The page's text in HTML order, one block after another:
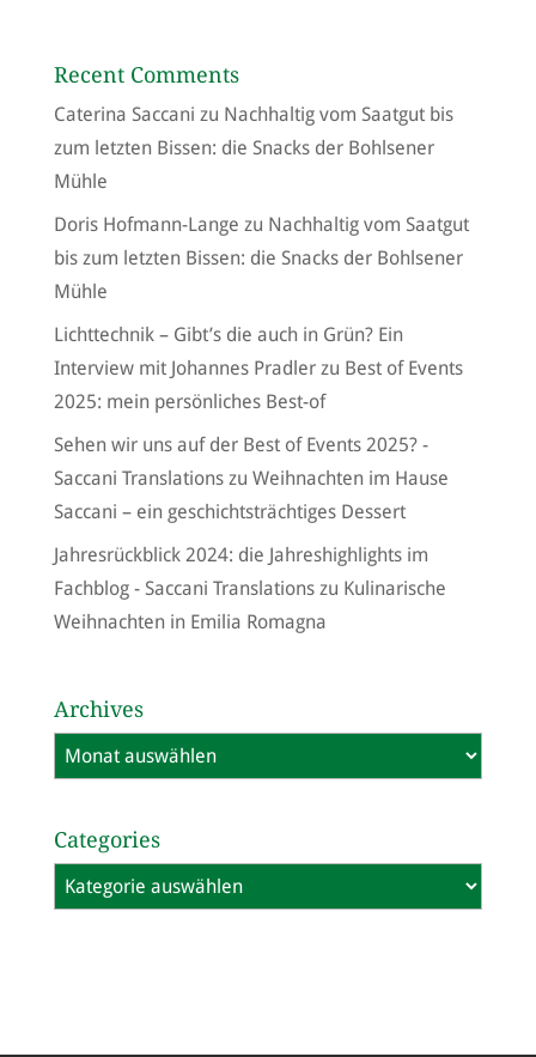
Recent Comments
Caterina Saccani zu Nachhaltig vom Saatgut bis
zum letzten Bissen: die Snacks der Bohlsener
Mühle
Doris Hofmann-Lange zu Nachhaltig vom Saatgut
bis zum letzten Bissen: die Snacks der Bohlsener
Mühle
Lichttechnik – Gibt’s die auch in Grün? Ein
Interview mit Johannes Pradlerzu Best of Events
2025: mein persönliches Best-of
Sehen wir uns auf der Best of Events 2025? -
Saccani Translationszu Weihnachten im Hause
Saccani – ein geschichtsträchtiges Dessert
Jahresrückblick 2024: die Jahreshighlights im
Fachblog - Saccani Translationszu Kulinarische
Weihnachten in Emilia Romagna
Archives
Archives
Categories
Categories